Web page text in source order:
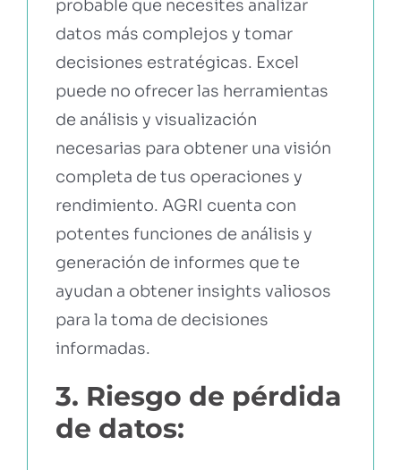
probable que necesites analizar
datos más complejos y tomar
decisiones estratégicas. Excel
puede no ofrecer las herramientas
de análisis y visualización
necesarias para obtener una visión
completa de tus operaciones y
rendimiento. AGRI cuenta con
potentes funciones de análisis y
generación de informes que te
ayudan a obtener insights valiosos
para la toma de decisiones
informadas.
3. Riesgo de pérdida
de datos: